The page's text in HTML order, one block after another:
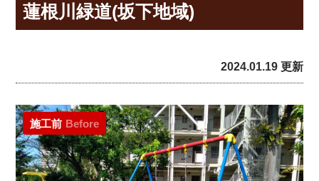
蓮根川緑道(坂下地域)
2024.01.19 更新
施工前 Before